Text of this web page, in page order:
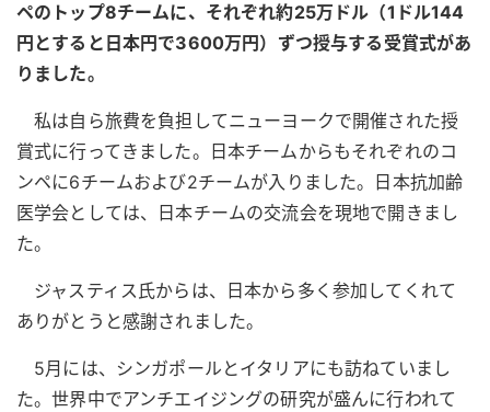
ペのトップ8チームに、それぞれ約25万ドル（1ドル144
円とすると日本円で3600万円）ずつ授与する受賞式があ
りました。
私は自ら旅費を負担してニューヨークで開催された授
賞式に行ってきました。日本チームからもそれぞれのコ
ンペに6チームおよび2チームが入りました。日本抗加齢
医学会としては、日本チームの交流会を現地で開きまし
た。
ジャスティス氏からは、日本から多く参加してくれて
ありがとうと感謝されました。
5月には、シンガポールとイタリアにも訪ねていまし
た。世界中でアンチエイジングの研究が盛んに行われて